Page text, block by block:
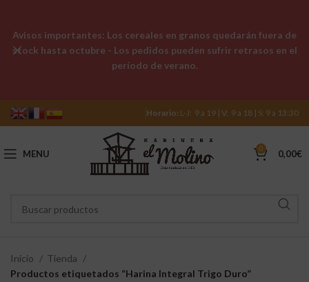
Horario: L-J: 9 a 19 | V: 9 a 18 | S: 9 a 13:30
MENU 0 0,00€
Inicio
Tienda
Productos etiquetados “Harina Integral Trigo Duro”
Avisos importantes: Los cereales en granos quedarán fuera de
stock hasta octubre - Los pedidos pueden sufrir retrasos en el
período de verano.